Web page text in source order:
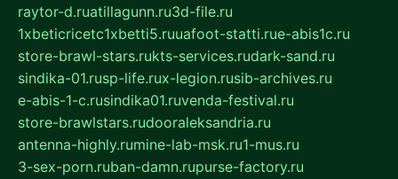
raytor-d.ruatillagunn.ru3d-file.ru
1xbeticricetc1xbetti5.ruuafoot-statti.rue-abis1c.ru
store-brawl-stars.rukts-services.rudark-sand.ru
sindika-01.rusp-life.rux-legion.rusib-archives.ru
e-abis-1-c.rusindika01.ruvenda-festival.ru
store-brawlstars.rudooraleksandria.ru
antenna-highly.rumine-lab-msk.ru1-mus.ru
3-sex-porn.ruban-damn.rupurse-factory.ru